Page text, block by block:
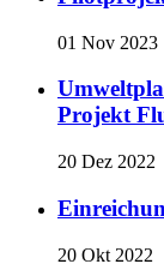
01 Nov 2023
Projekt
20 Dez 2022
20 Okt 2022